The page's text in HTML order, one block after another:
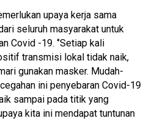
upaya kerja sama
seluruh masyarakat untuk
Covid -19. ‘’Setiap kali
transmisi lokal tidak naik,
gunakan masker. Mudah-
ini penyebaran Covid-19
sampai pada titik yang
kita ini mendapat tuntunan